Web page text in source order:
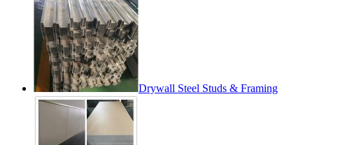
Drywall Steel Studs & Framing